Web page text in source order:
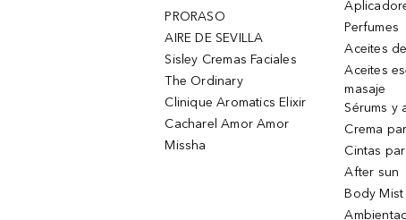
PRORASO
AIRE DE SEVILLA
Sisley Cremas Faciales
The Ordinary
Clinique Aromatics Elixir
Cacharel Amor Amor
Missha
Perfumes
Aceites
Aceites
masaje
Sérums y
Crema
Cintas
After sun
Body Mist